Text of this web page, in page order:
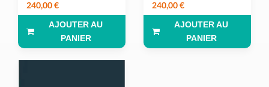
240,00 €
AJOUTER AU
PANIER
240,00 €
AJOUTER AU
PANIER